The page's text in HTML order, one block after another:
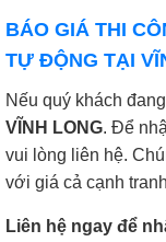
BÁO GIÁ THI
TỰ ĐỘNG TẠI
Nếu quý khách
VĨNH LONG. Để
vui lòng liên hệ.
với giá cả cạnh
Liên hệ ngay để